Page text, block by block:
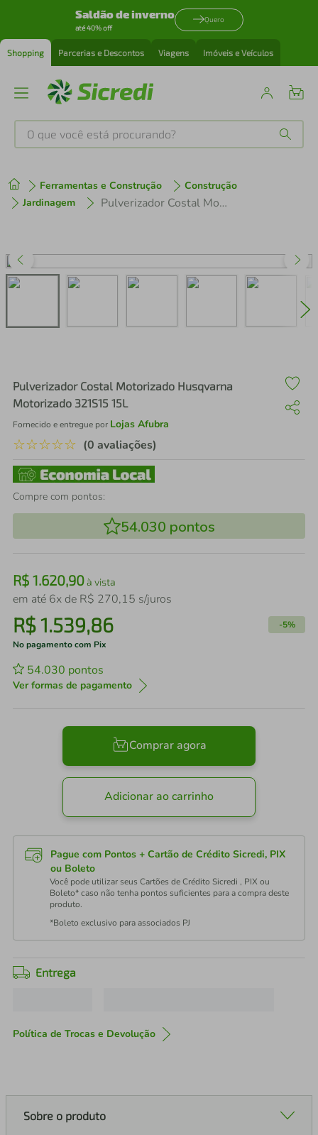
Saldão de inverno
até 40% off
Quero
Shopping Parcerias e Descontos Viagens Imóveis e Veículos
O que você está procurando?
Ferramentas e Construção
Construção
Jardinagem
Pulverizador Costal Motorizado Husqvarna Motorizado 321S15 15L
Pulverizador Costal Motorizado Husqvarna
Motorizado 321S15 15L
Fornecido e entregue por Lojas Afubra
☆☆☆☆☆ (0 avaliações)
Compre com pontos:
54.030 pontos
R$ 1.620,90à vista
em até 6x de R$ 270,15 s/juros
R$1.539,86 -5%
No pagamento com Pix
54.030 pontos
Ver formas de pagamento
Comprar agora
Adicionar ao carrinho
Pague com Pontos + Cartão de Crédito Sicredi, PIX
ou Boleto
Você pode utilizar seus Cartões de Crédito Sicredi , PIX ou
Boleto* caso não tenha pontos suficientes para a compra deste
produto.
*Boleto exclusivo para associados PJ
Entrega
Política de Trocas e Devolução
Sobre o produto
1º tenis
3º perfume